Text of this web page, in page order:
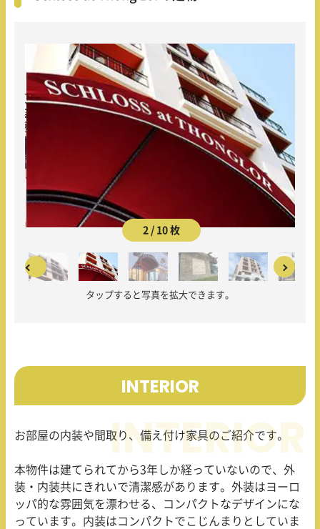
2 / 10 枚
タップすると写真を拡大できます。
INTERIOR
お部屋の内装や間取り、備え付け家具のご紹介です。
本物件は建てられてから3年しか経っていないので、外
装・内装共にきれいで清潔感があります。外装はヨーロ
ッパ的な雰囲気を漂わせる、コンパクトなデザインにな
っています。内装はコンパクトでこじんまりとしていま